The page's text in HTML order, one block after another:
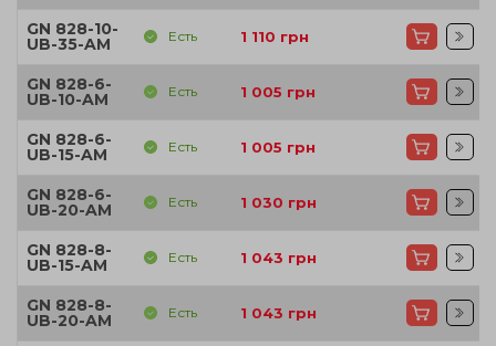
GN 828-10-
UB-35-AM Есть 1 110 грн
GN 828-6-
UB-10-AM Есть 1 005 грн
GN 828-6-
UB-15-AM Есть 1 005 грн
GN 828-6-
UB-20-AM Есть 1 030 грн
GN 828-8-
UB-15-AM Есть 1 043 грн
GN 828-8-
UB-20-AM Есть 1 043 грн